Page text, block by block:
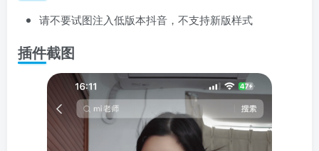
请不要试图注入低版本抖音，不支持新版样式
插件截图
使用社交账号登录即表示同意 用户协议 、隐私声明